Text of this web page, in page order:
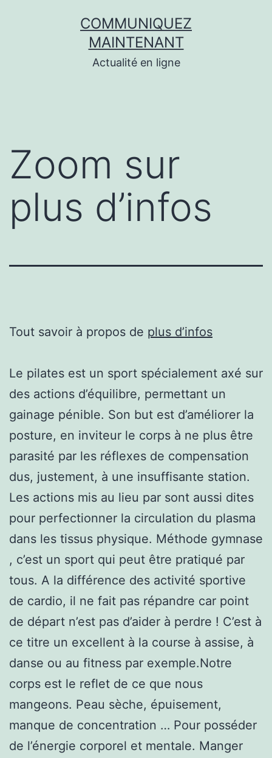
COMMUNIQUEZ
MAINTENANT
Actualité en ligne
Zoom sur
plus d’infos
Tout savoir à propos de plus d’infos
Le pilates est un sport spécialement axé sur
des actions d’équilibre, permettant un
gainage pénible. Son but est d’améliorer la
posture, en inviteur le corps à ne plus être
parasité par les réflexes de compensation
dus, justement, à une insuffisante station.
Les actions mis au lieu par sont aussi dites
pour perfectionner la circulation du plasma
dans les tissus physique. Méthode gymnase
, c’est un sport qui peut être pratiqué par
tous. A la différence des activité sportive
de cardio, il ne fait pas répandre car point
de départ n’est pas d’aider à perdre ! C’est à
ce titre un excellent à la course à assise, à
danse ou au fitness par exemple.Notre
corps est le reflet de ce que nous
mangeons. Peau sèche, épuisement,
manque de concentration … Pour posséder
de l’énergie corporel et mentale. Manger